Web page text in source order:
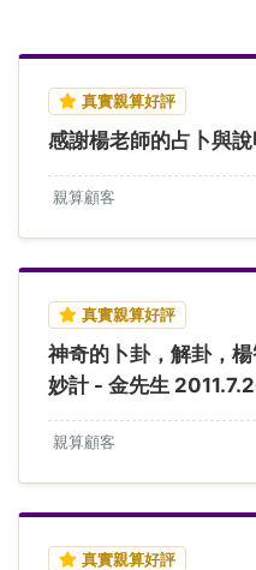
真實親算好評
感謝楊老師的占卜與
親算顧客
真實親算好評
神奇的卜卦，解卦，
妙計 - 金先生
親算顧客
真實親算好評